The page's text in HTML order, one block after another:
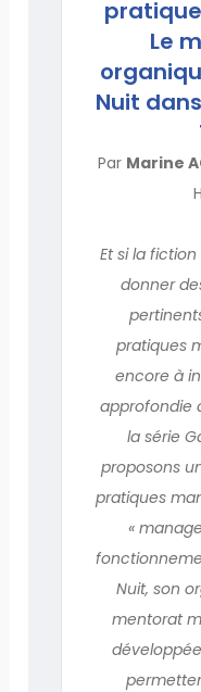
Le
Nuit
Par Marine
Et si la
donner
pratiques
encore à
approfondie
la série
proposons
pratiques
«
Nuit, son
mentorat